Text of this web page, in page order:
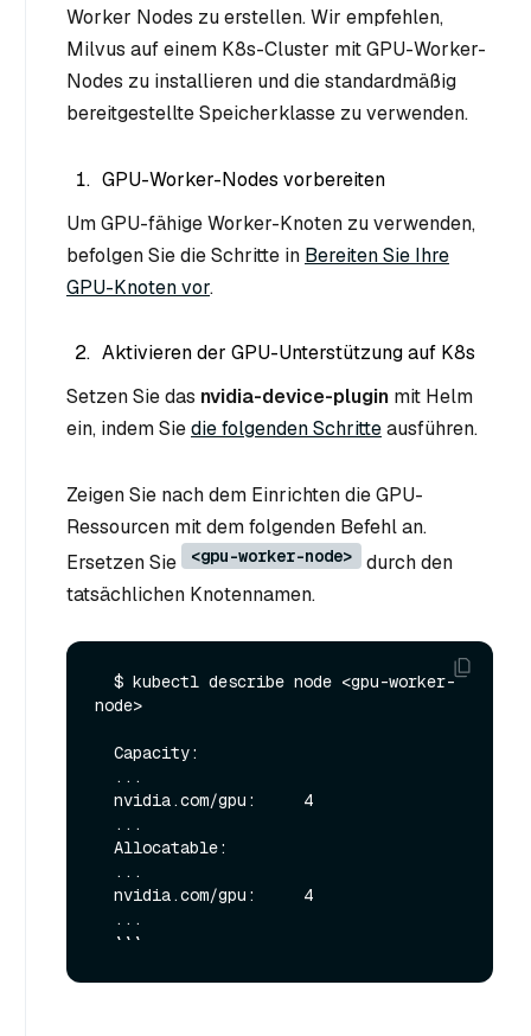
Worker Nodes zu erstellen. Wir empfehlen,
Milvus auf einem K8s-Cluster mit GPU-Worker-
Nodes zu installieren und die standardmäßig
bereitgestellte Speicherklasse zu verwenden.
GPU-Worker-Nodes vorbereiten
Um GPU-fähige Worker-Knoten zu verwenden,
befolgen Sie die Schritte in Bereiten Sie Ihre
GPU-Knoten vor.
Aktivieren der GPU-Unterstützung auf K8s
Setzen Sie das nvidia-device-plugin mit Helm
ein, indem Siedie folgenden Schritteausführen.
Zeigen Sie nach dem Einrichten die GPU-
Ressourcen mit dem folgenden Befehl an.
Ersetzen Sie
<gpu-worker-node>
durch den
tatsächlichen Knotennamen.
node>